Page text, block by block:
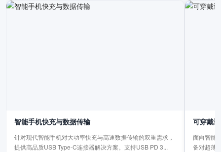
智能手机快充与数据传输
针对现代智能手机对大功率快充与高速数据传输的双重需求，
提供高品质USB Type-C连接器解决方案。支持USB PD 3...
可穿戴
面向智能
备对超薄